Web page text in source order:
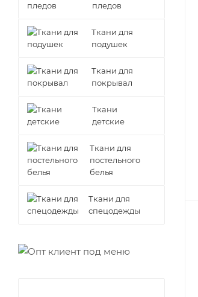
пледов
Ткани для
подушек
Ткани для
покрывал
Ткани
детские
Ткани для
постельного
белья
Ткани для
спецодежды